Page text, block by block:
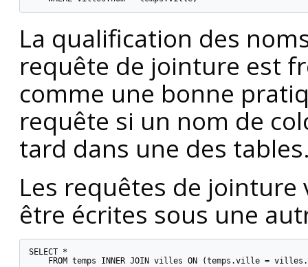
La qualification des
requête de jointure est
comme une bonne
requête si un nom de
tard dans une des
Les requêtes de
être écrites sous une
SELECT *
FROM temps INNER JOIN villes ON (temps.ville =